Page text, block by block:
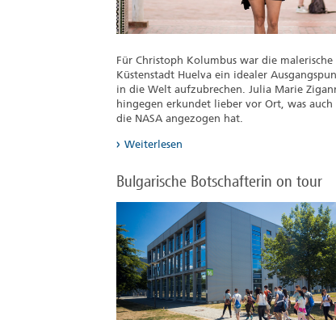
Für Christoph Kolumbus war die malerische
Küstenstadt Huelva ein idealer
in die Welt aufzubrechen. Julia Marie
hingegen erkundet lieber vor Ort, was auch
die NASA angezogen hat.
Weiterlesen
Bulgarische Botschafterin on tour